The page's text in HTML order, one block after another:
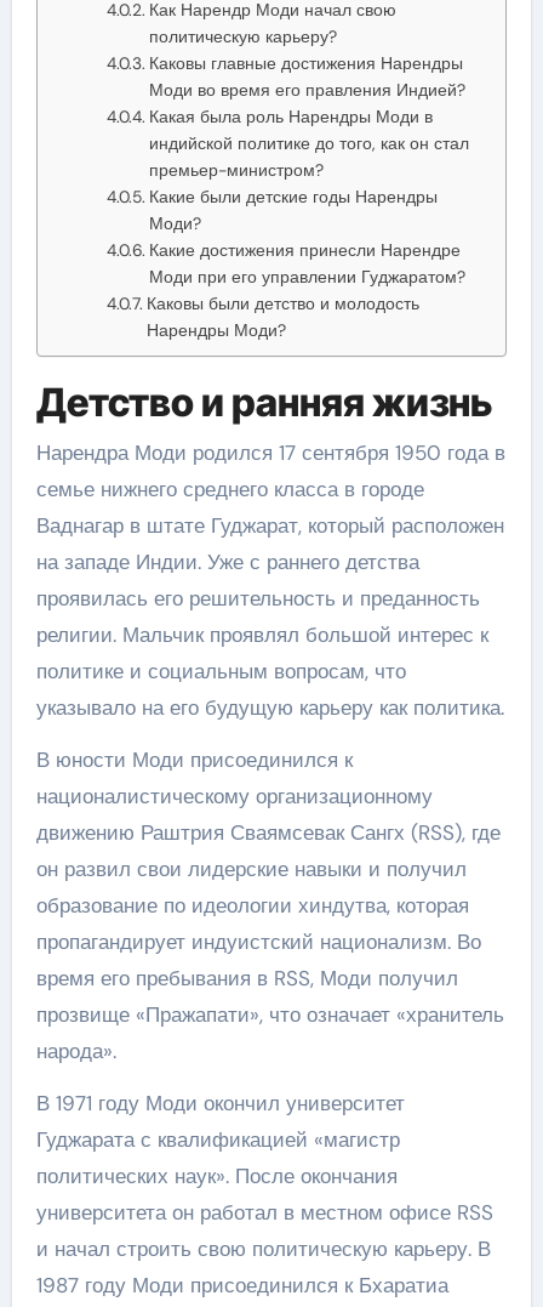
Как Нарендр Моди начал свою
политическую карьеру?
Каковы главные достижения Нарендры
Моди во время его правления Индией?
Какая была роль Нарендры Моди в
индийской политике до того, как он стал
премьер-министром?
Какие были детские годы Нарендры
Моди?
Какие достижения принесли Нарендре
Моди при его управлении Гуджаратом?
Каковы были детство и молодость
Нарендры Моди?
Детство и ранняя жизнь
Нарендра Моди родился 17 сентября 1950 года в
семье нижнего среднего класса в городе
Ваднагар в штате Гуджарат, который расположен
на западе Индии. Уже с раннего детства
проявилась его решительность и преданность
религии. Мальчик проявлял большой интерес к
политике и социальным вопросам, что
указывало на его будущую карьеру как политика.
В юности Моди присоединился к
националистическому организационному
движению Раштрия Сваямсевак Сангх (RSS), где
он развил свои лидерские навыки и получил
образование по идеологии хиндутва, которая
пропагандирует индуистский национализм. Во
время его пребывания в RSS, Моди получил
прозвище «Пражапати», что означает «хранитель
народа».
В 1971 году Моди окончил университет
Гуджарата с квалификацией «магистр
политических наук». После окончания
университета он работал в местном офисе RSS
и начал строить свою политическую карьеру. В
1987 году Моди присоединился к Бхаратиа